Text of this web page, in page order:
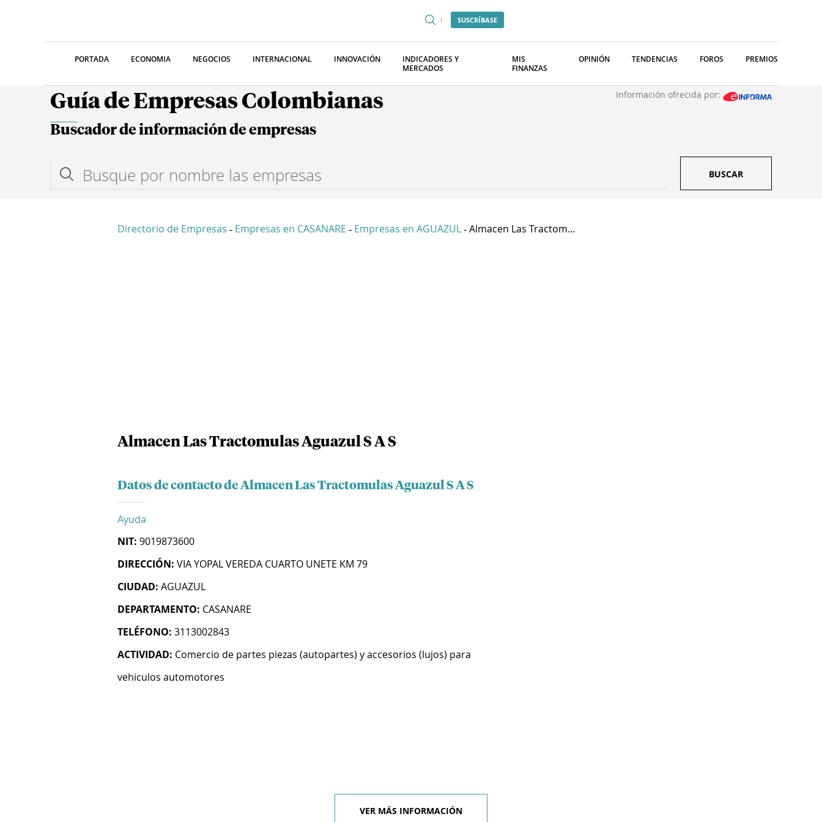
SUSCRÍBASE
PORTADA ECONOMIA NEGOCIOS INTERNACIONAL INNOVACIÓN
INDICADORES Y
MERCADOS
MIS
FINANZAS
OPINIÓN TENDENCIAS FOROS PREMIOS
Guía de Empresas Colombianas Información ofrecida por:
Buscador de información de empresas
BUSCAR
Directorio de Empresas - Empresas en CASANARE - Empresas en AGUAZUL - Almacen Las Tractom...
Almacen Las Tractomulas Aguazul S A S
Datos de contacto de Almacen Las Tractomulas Aguazul S A S
Ayuda
NIT: 9019873600
DIRECCIÓN: VIA YOPAL VEREDA CUARTO UNETE KM 79
CIUDAD: AGUAZUL
DEPARTAMENTO: CASANARE
TELÉFONO: 3113002843
ACTIVIDAD: Comercio de partes piezas (autopartes) y accesorios (lujos) para
vehiculos automotores
VER MÁS INFORMACIÓN